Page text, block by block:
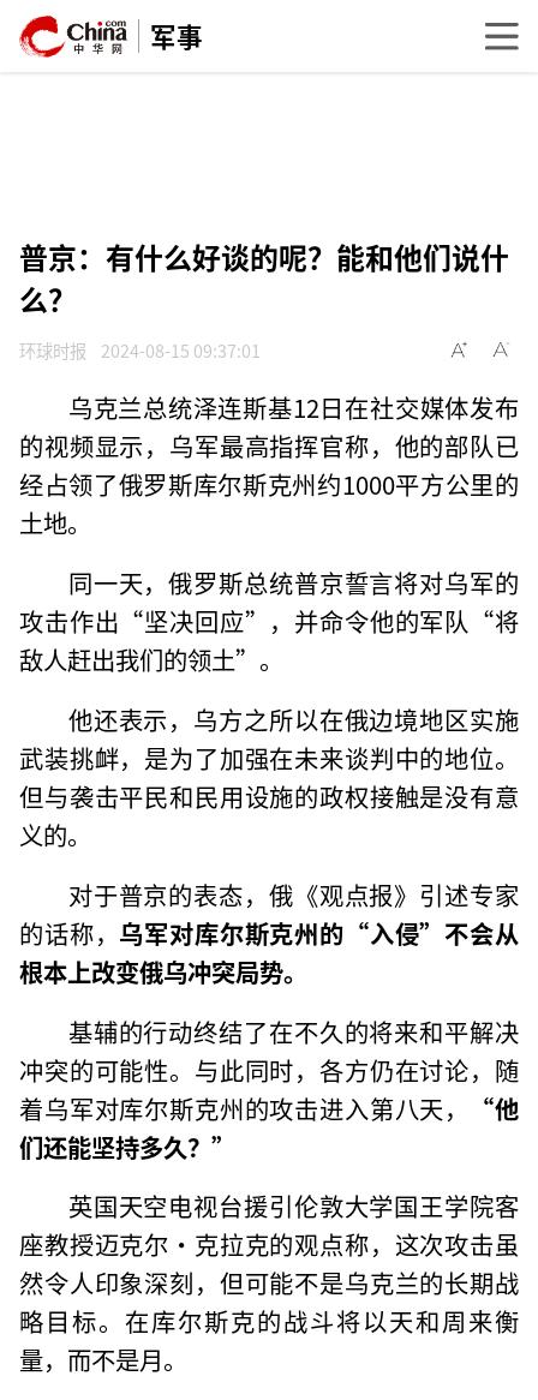
军事
普京：有什么好谈的呢？能和他们说什
么？
环球时报 2024-08-15 09:37:01
乌克兰总统泽连斯基12日在社交媒体发布
的视频显示，乌军最高指挥官称，他的部队已
经占领了俄罗斯库尔斯克州约1000平方公里的
土地。
同一天，俄罗斯总统普京誓言将对乌军的
攻击作出“坚决回应”，并命令他的军队“将
敌人赶出我们的领土”。
他还表示，乌方之所以在俄边境地区实施
武装挑衅，是为了加强在未来谈判中的地位。
但与袭击平民和民用设施的政权接触是没有意
义的。
对于普京的表态，俄《观点报》引述专家
的话称， 乌军对库尔斯克州的“入侵”不会从
根本上改变俄乌冲突局势。
基辅的行动终结了在不久的将来和平解决
冲突的可能性。与此同时，各方仍在讨论，随
着乌军对库尔斯克州的攻击进入第八天，
“他
们还能坚持多久？”
英国天空电视台援引伦敦大学国王学院客
座教授迈克尔·克拉克的观点称，这次攻击虽
然令人印象深刻，但可能不是乌克兰的长期战
略目标。在库尔斯克的战斗将以天和周来衡
量，而不是月。